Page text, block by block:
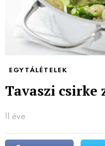
EGYTÁLÉTELEK
Tavaszi csirke
11 éve